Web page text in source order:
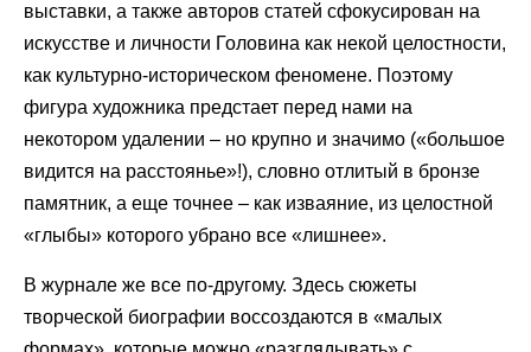
выставки, а также авторов статей сфокусирован на
искусстве и личности Головина как некой целостности,
как культурно-историческом феномене. Поэтому
фигура художника предстает перед нами на
некотором удалении – но крупно и значимо («большое
видится на расстоянье»!), словно отлитый в бронзе
памятник, а еще точнее – как изваяние, из целостной
«глыбы» которого убрано все «лишнее».
В журнале же все по-другому. Здесь сюжеты
творческой биографии воссоздаются в «малых